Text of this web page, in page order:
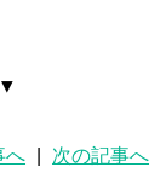
へ 次の記事へ